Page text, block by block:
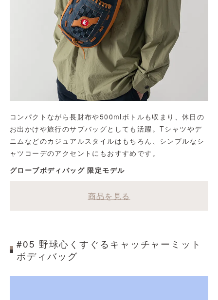
コンパクトながら長財布や500mlボトルも収まり、休日の
お出かけや旅行のサブバッグとしても活躍。Tシャツやデ
ニムなどのカジュアルスタイルはもちろん、シンプルなシ
ャツコーデのアクセントにもおすすめです。
グローブボディバッグ 限定モデル
商品を見る
#05 野球心くすぐるキャッチャーミット
ボディバッグ